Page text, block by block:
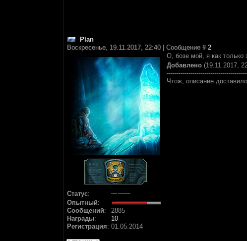
Plan
Воскресенье, 19.11.2017, 22:40 | Сообщение # 2
Статус:
Опытный:
Сообщений:
2885
Награды:
10
Регистрация: 01.05.2014
О, бозе мой, я как только
Добавлено (19.11.2017,
Чтож, описание